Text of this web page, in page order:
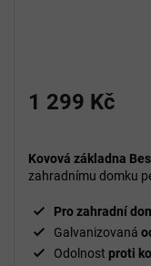
1 299 Kč
Kovová základna
zahradnímu domku
Pro zahradní
Galvanizovaná
Odolnost proti